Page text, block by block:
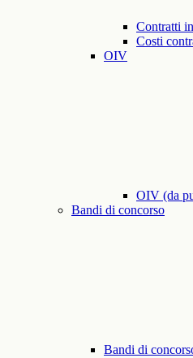
Contratti
Costi
OIV
OIV (da
Bandi di concorso
Bandi di